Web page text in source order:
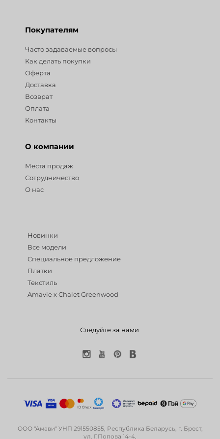
Покупателям
Часто задаваемые вопросы
Как делать покупки
Оферта
Доставка
Возврат
Оплата
Контакты
О компании
Места продаж
Сотрудничество
О нас
Новинки
Все модели
Специальное предложение
Платки
Текстиль
Amavie x Chalet Greenwood
Следуйте за нами
ООО "Амави" УНП 291550855, Республика Беларусь, г. Брест,
ул. Г.Попова 14-4,